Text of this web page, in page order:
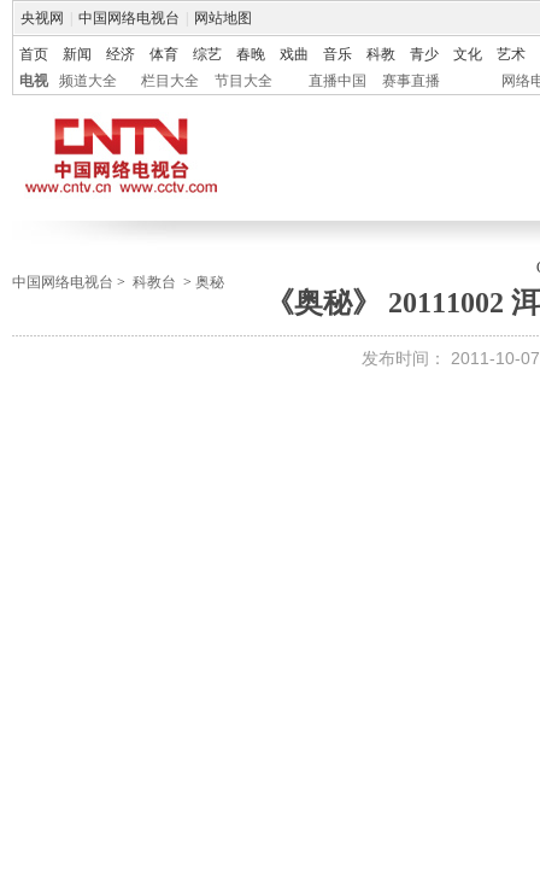
央视网 中国网络电视台 网站地图
首页 新闻 经济 体育 综艺 春晚 戏曲 音乐 科教 青少 文化
艺术
电视
频道大全 栏目大全 节目大全 直播中国 赛事直播 网络
中国网络电视台 > 科教台 > 奥秘
《奥秘》 20111002
发布时间： 2011-10-